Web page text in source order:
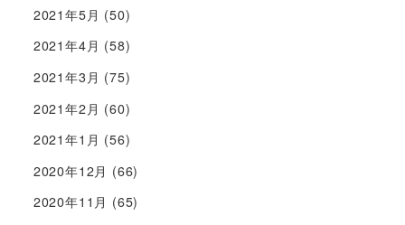
2021年5月 (50)
2021年4月 (58)
2021年3月 (75)
2021年2月 (60)
2021年1月 (56)
2020年12月 (66)
2020年11月 (65)